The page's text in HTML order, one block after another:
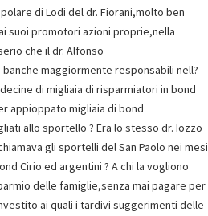
di Lodi del dr. Fiorani,molto ben
suoi promotori azioni proprie,nella
che il dr. Alfonso
maggiormente responsabili nell?
di migliaia di risparmiatori in bond
appioppato migliaia di bond
allo sportello ? Era lo stesso dr. Iozzo
gli sportelli del San Paolo nei mesi
Cirio ed argentini ? A chi la vogliono
delle famiglie,senza mai pagare per
ai quali i tardivi suggerimenti delle